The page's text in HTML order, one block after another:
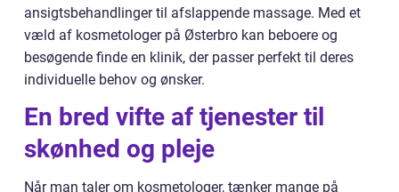
ansigtsbehandlinger til afslappende massage. Med et
væld af kosmetologer på Østerbro kan beboere og
besøgende finde en klinik, der passer perfekt til deres
individuelle behov og ønsker.
En bred vifte af tjenester til
skønhed og pleje
Når man taler om kosmetologer, tænker mange på